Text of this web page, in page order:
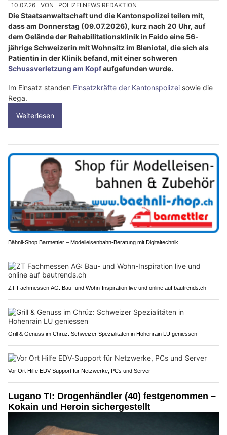
10.07.26 VON POLIZEI.NEWS REDAKTION
Die Staatsanwaltschaft und die Kantonspolizei teilen mit,
dass am Donnerstag (09.07.2026), kurz nach 20 Uhr, auf
dem Gelände der Rehabilitationsklinik in Faido eine 56-
jährige Schweizerin mit Wohnsitz im Bleniotal, die sich als
Patientin in der Klinik befand, mit einer schweren
Schussverletzung am Kopfaufgefunden wurde.
Im Einsatz standen Einsatzkräfte der Kantonspolizei sowie die
Rega.
Weiterlesen
Bähnli-Shop Barmettler – Modelleisenbahn-Beratung mit Digitaltechnik
ZT Fachmessen AG: Bau- und Wohn-Inspiration live und online auf bautrends.ch
Grill & Genuss im Chrüz: Schweizer Spezialitäten in Hohenrain LU geniessen
Vor Ort Hilfe EDV-Support für Netzwerke, PCs und Server
Lugano TI: Drogenhändler (40) festgenommen –
Kokain und Heroin sichergestellt